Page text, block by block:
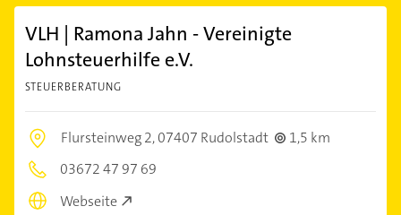
VLH | Ramona Jahn - Vereinigte
Lohnsteuerhilfe e.V.
STEUERBERATUNG
Flursteinweg 2,07407 Rudolstadt
1,5 km
03672 47 97 69
Webseite